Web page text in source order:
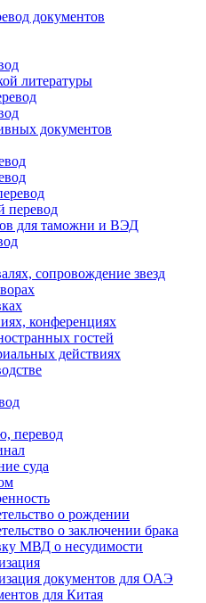
документов
литературы
документов
перевод
для таможни и ВЭД
сопровождение звезд
конференциях
гостей
действиях
перевод
суда
о рождении
о заключении брака
МВД о несудимости
документов для ОАЭ
для Китая